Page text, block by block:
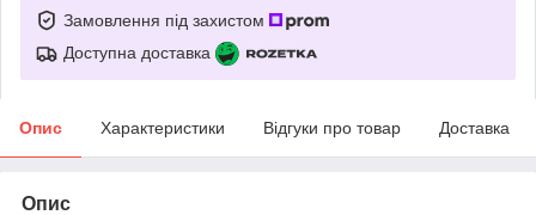
Замовлення під захистом
Доступна доставка
Опис Характеристики Відгуки про товар Доставка
Опис